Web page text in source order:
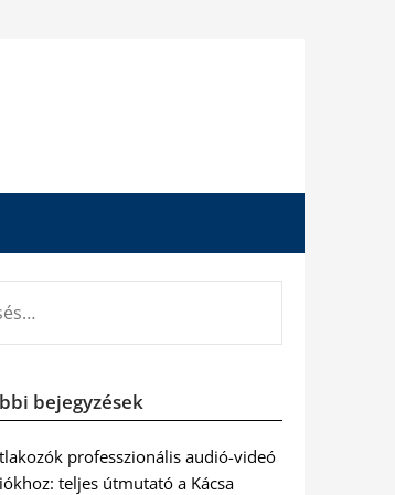
bejegyzések
professzionális audió-videó
teljes útmutató a Kácsa